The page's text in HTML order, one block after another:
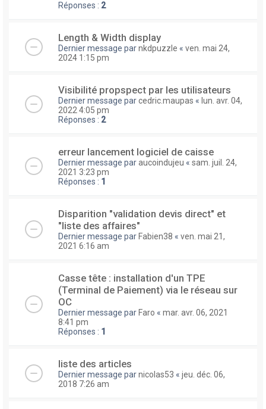
Réponses : 2
Length & Width display
Dernier message parnkdpuzzle « ven. mai 24,
2024 1:15 pm
Visibilité propspect par les utilisateurs
Dernier message parcedric.maupas « lun. avr. 04,
2022 4:05 pm
Réponses : 2
erreur lancement logiciel de caisse
Dernier message paraucoindujeu « sam. juil. 24,
2021 3:23 pm
Réponses : 1
Disparition "validation devis direct" et
"liste des affaires"
Dernier message parFabien38 « ven. mai 21,
2021 6:16 am
Casse tête : installation d'un TPE
(Terminal de Paiement) via le réseau sur
OC
Dernier message parFaro « mar. avr. 06, 2021
8:41 pm
Réponses : 1
liste des articles
Dernier message parnicolas53 « jeu. déc. 06,
2018 7:26 am